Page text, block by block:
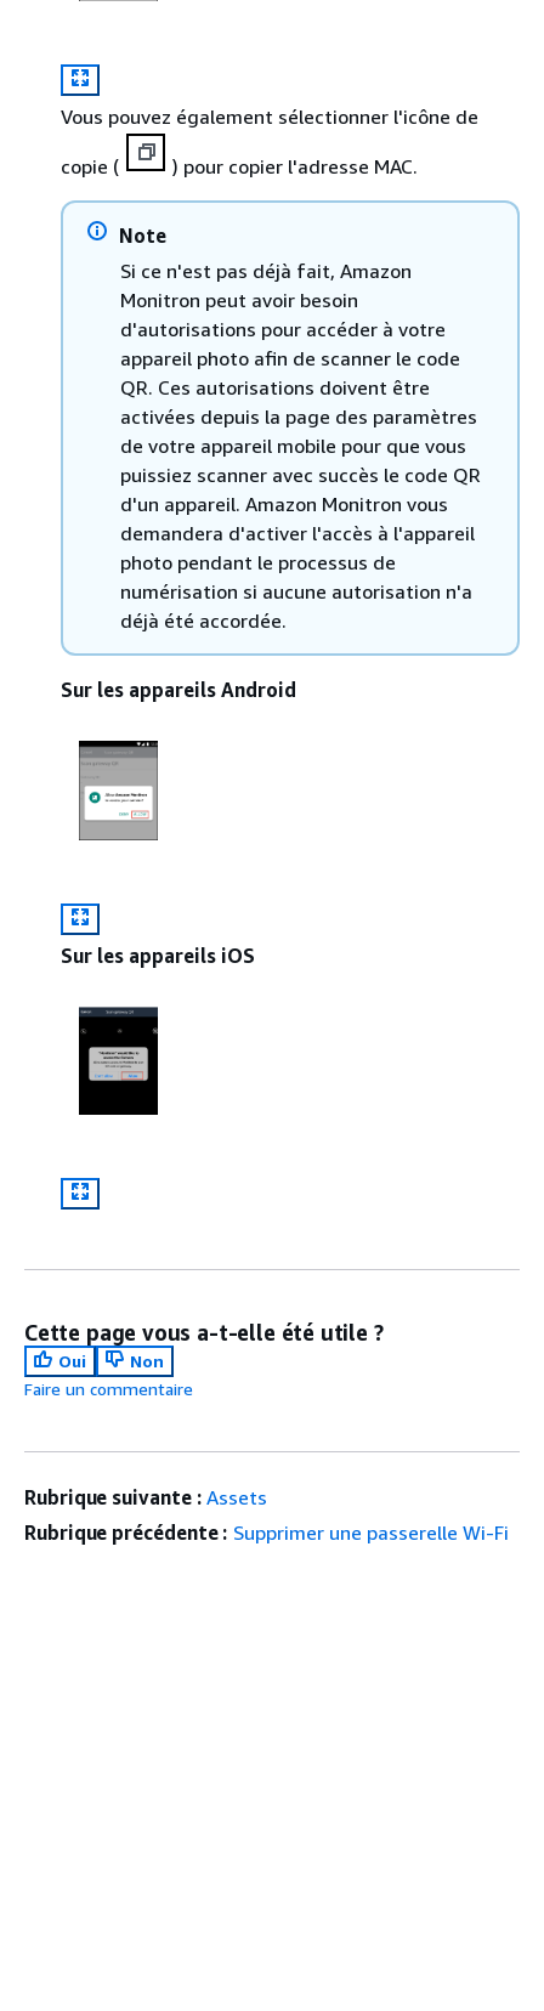
Vous pouvez également sélectionner l'icône de
copie ( ) pour copier l'adresse MAC.
Note
Si ce n'est pas déjà fait, Amazon
Monitron peut avoir besoin
d'autorisations pour accéder à votre
appareil photo afin de scanner le code
QR. Ces autorisations doivent être
activées depuis la page des paramètres
de votre appareil mobile pour que vous
puissiez scanner avec succès le code QR
d'un appareil. Amazon Monitron vous
demandera d'activer l'accès à l'appareil
photo pendant le processus de
numérisation si aucune autorisation n'a
déjà été accordée.
Sur les appareils Android
Sur les appareils iOS
Cette page vous a-t-elle été utile ?
Oui
Non
Faire un commentaire
Rubrique suivante : Assets
Rubrique précédente : Supprimer une passerelle Wi-Fi